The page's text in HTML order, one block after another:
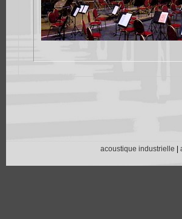
acoustique industrielle